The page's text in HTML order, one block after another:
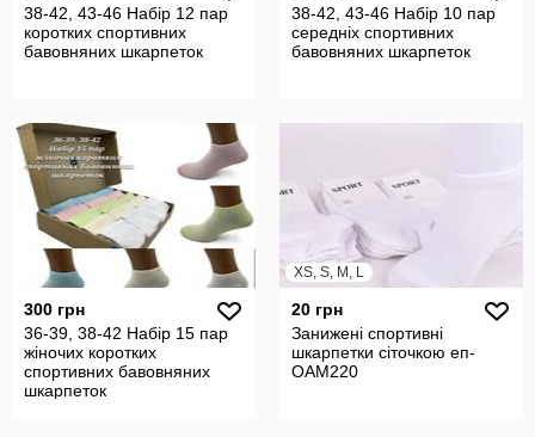
38-42, 43-46 Набір 12 пар
коротких спортивних
бавовняних шкарпеток
38-42, 43-46 Набір 10 пар
середніх спортивних
бавовняних шкарпеток
300 грн
36-39, 38-42 Набір 15 пар
жіночих коротких
спортивних бавовняних
шкарпеток
XS, S, M, L
20 грн
Занижені спортивні
шкарпетки сіточкою еп-
OAM220